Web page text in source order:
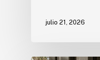
julio 21, 2026